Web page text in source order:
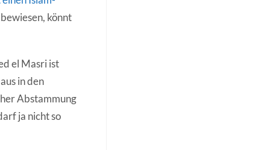
könnt
el Masri ist
in den
Abstammung
ja nicht so